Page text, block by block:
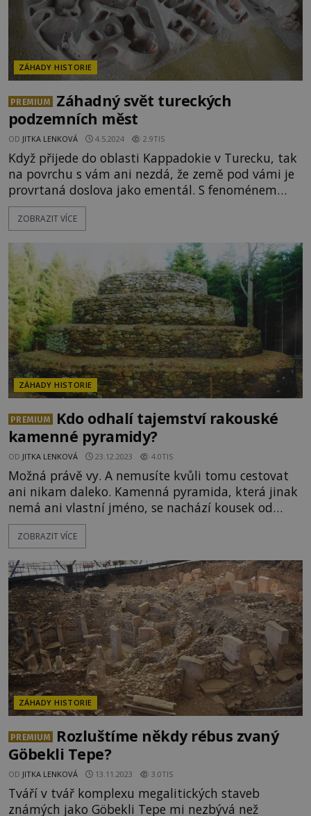
ZÁHADY HISTORIE
PREMIUM
Záhadný svět tureckých
podzemních měst
OD JITKA LENKOVÁ 4.5.2024 2.9TIS
Když přijede do oblasti Kappadokie v Turecku, tak
na povrchu s vám ani nezdá, že země pod vámi je
provrtaná doslova jako ementál. S fenoménem
tureckých podzemních měst se současná veřejnost
začala seznamovat v roce 1961, kdy bylo objeveno
dvaceti a stále se objevují nějaká nová. Pojďme se
společně
ZOBRAZIT VÍCE
ZÁHADY HISTORIE
PREMIUM
Kdo odhalí tajemství rakouské
kamenné pyramidy?
OD JITKA LENKOVÁ 23.12.2023 4.0TIS
Možná právě vy. A nemusíte kvůli tomu cestovat
ani nikam daleko. Kamenná pyramida, která jinak
nemá ani vlastní jméno, se nachází kousek od
hraničního přechodu Nové Hrady a dostat se k ní
není žádný problém. Tím ale končí ta snadnější
dokážete na tuto unikátní stavbu napojit a
vnímat případně i její okolí. [gallery
ids="135508,135512,135509,135513
ZOBRAZIT VÍCE
ZÁHADY HISTORIE
PREMIUM
Rozluštíme někdy rébus zvaný
Göbekli Tepe?
OD JITKA LENKOVÁ 13.11.2023 3.0TIS
Tváří v tvář komplexu megalitických staveb
známých jako Göbekli Tepe mi nezbývá než